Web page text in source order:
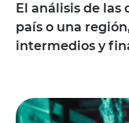
El análisis de
país o una
intermedios y